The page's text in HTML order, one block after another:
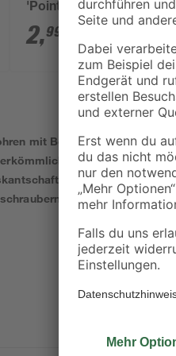
'PointTeQ' 1,5 mm 2
Stück
2,99
mit Bosch 'Tip Technology'
Flachfräsbohrer
und Bohrschraubern